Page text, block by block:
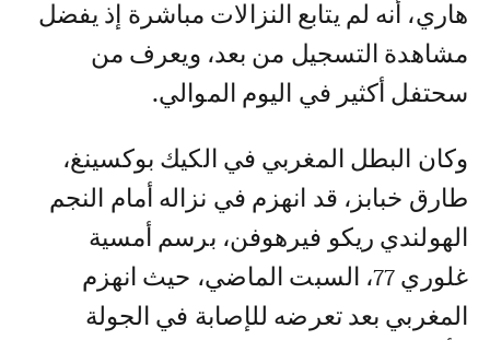
هاري، أنه لم يتابع النزالات مباشرة إذ يفضل
مشاهدة التسجيل من بعد، ويعرف من
سحتفل أكثير في اليوم الموالي.
وكان البطل المغربي في الكيك بوكسينغ،
طارق خبابز، قد انهزم في نزاله أمام النجم
الهولندي ريكو فيرهوفن، برسم أمسية
غلوري 77، السبت الماضي، حيث انهزم
المغربي بعد تعرضه للإصابة في الجولة